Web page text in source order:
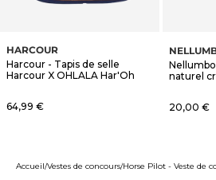
HARCOUR
Harcour - Tapis de selle
Harcour X OHLALA Har'Oh
Prix de vente
64,99 €
naturel
Prix de
20,00 €
Accueil Vestes de concours Horse Pilot - Veste de